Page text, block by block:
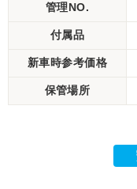
管理NO.
付属品
新車時参考価格
保管場所